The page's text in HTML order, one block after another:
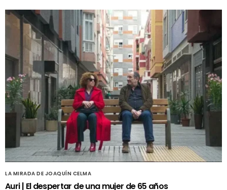
LA MIRADA DE JOAQUÍN CELMA
Auri | El despertar de una mujer de 65 años